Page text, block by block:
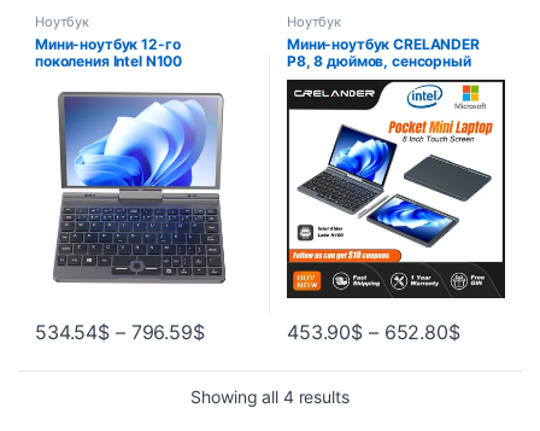
Ноутбук
Мини-ноутбук 12-го
поколения Intel N100
дюймовый сенсорный экран
Type-C зарядный порт для
офиса и развлечений
портативный
534.54$ – 796.59$
Ноутбук
Мини-ноутбук CRELANDER
P8, 8 дюймов, сенсорный
экран, Intel Lake N100, 12 ГБ
DDR5 Wi-Fi, 6 дюймов, 2 в 1,
ноутбук, планшетный ПК,
карманный ноутбук
453.90$ – 652.80$
Showing all 4 results